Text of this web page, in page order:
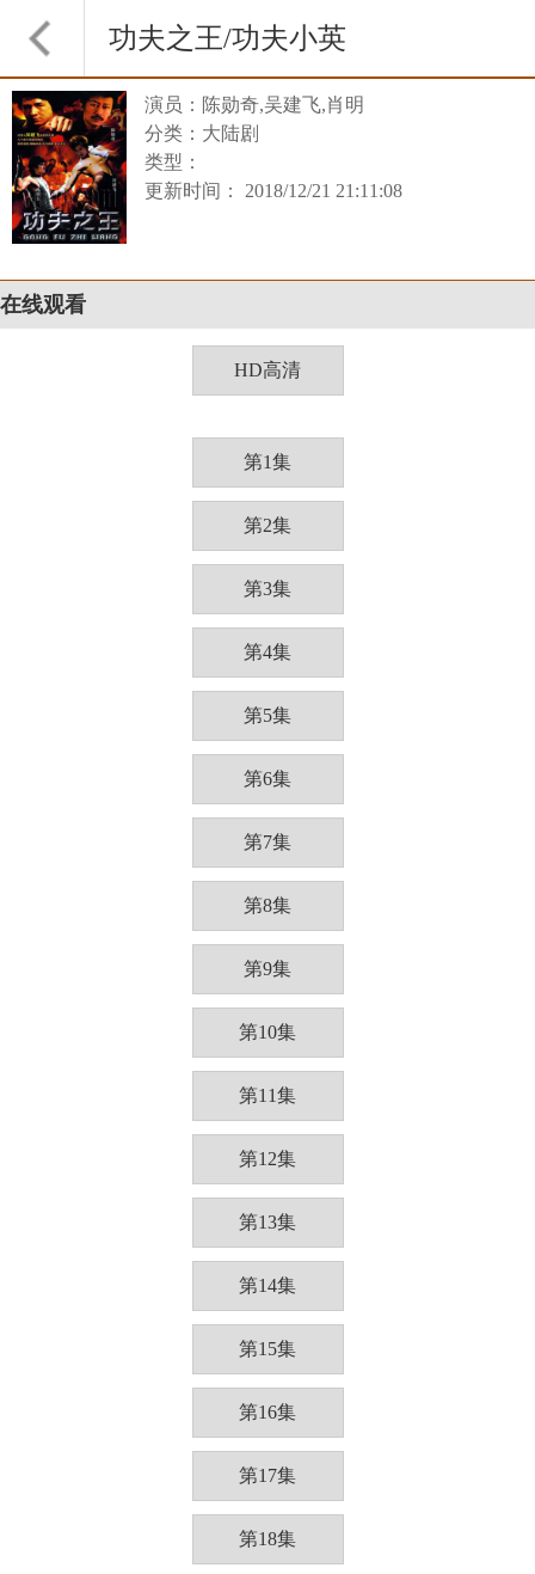
功夫之王/功夫小英
雄
演员：陈勋奇,吴建飞,肖明
分类：大陆剧
类型：
更新时间： 2018/12/21 21:11:08
在线观看
HD高清
第1集
第2集
第3集
第4集
第5集
第6集
第7集
第8集
第9集
第10集
第11集
第12集
第13集
第14集
第15集
第16集
第17集
第18集